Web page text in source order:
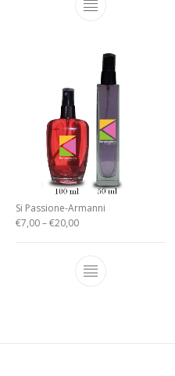
Si Passione-Armanni
€7,00–€20,00